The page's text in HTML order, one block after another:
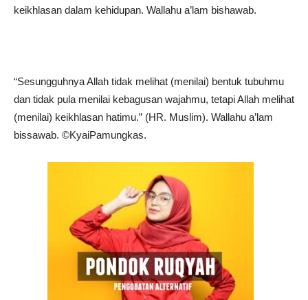
keikhlasan dalam kehidupan. Wallahu a’lam bishawab.
“Sesungguhnya Allah tidak melihat (menilai) bentuk tubuhmu
dan tidak pula menilai kebagusan wajahmu, tetapi Allah melihat
(menilai) keikhlasan hatimu.” (HR. Muslim). Wallahu a’lam
bissawab. ©️KyaiPamungkas.